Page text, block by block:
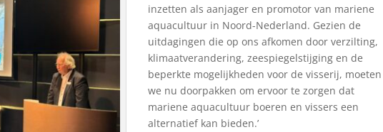
inzetten als aanjager en promotor van mariene
aquacultuur in Noord-Nederland. Gezien de
uitdagingen die op ons afkomen door verzilting,
klimaatverandering, zeespiegelstijging en de
beperkte mogelijkheden voor de visserij, moeten
we nu doorpakken om ervoor te zorgen dat
mariene aquacultuur boeren en vissers een
alternatief kan bieden.’